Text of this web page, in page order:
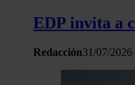
EDP invita a
Redacción31/07/2026